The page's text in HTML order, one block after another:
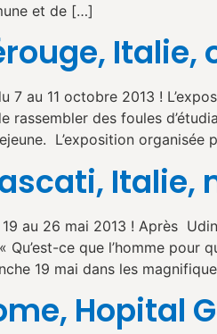
et de […]
Italie,
au 11 octobre 2013 !
rassembler des foules
L’exposition organisée
Italie,
au 26 mai 2013 ! Après
Qu’est-ce que l’homme
19 mai dans les
Hopital